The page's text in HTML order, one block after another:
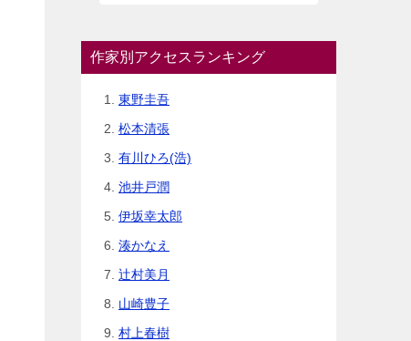
作家別アクセスランキング
東野圭吾
松本清張
有川ひろ(浩)
池井戸潤
伊坂幸太郎
湊かなえ
辻村美月
山崎豊子
村上春樹